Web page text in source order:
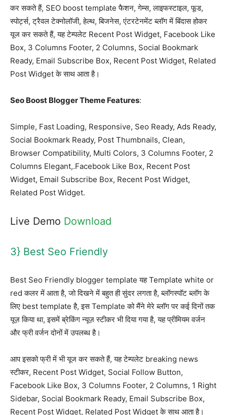
कर सकते हैं, SEO boost template फैशन, गेम्स, लाइफस्टाइल, फूड,
स्पोर्ट्स, ट्रैवल टेक्नोलॉजी, हेल्थ, बिजनेस, एंटरटेनमेंट ब्लॉग में बिंदास होकर
यूज कर सकते हैं, यह टेम्पलेट Recent Post Widget, Facebook Like
Box, 3 Columns Footer, 2 Columns, Social Bookmark
Ready, Email Subscribe Box, Recent Post Widget, Related
Post Widget के साथ आता है।
Seo Boost Blogger Theme Features:
Simple, Fast Loading, Responsive, Seo Ready, Ads Ready,
Social Bookmark Ready, Post Thumbnails, Clean,
Browser Compatibility, Multi Colors, 3 Columns Footer, 2
Columns Elegant,.Facebook Like Box, Recent Post
Widget, Email Subscribe Box, Recent Post Widget,
Related Post Widget.
Live Demo Download
3} Best Seo Friendly
Best Seo Friendly blogger template यह Template white or
red कलर में आता है, जो दिखने में बहुत ही सुंदर लगता है, ब्लॉगस्पॉट ब्लॉग के
लिए best template है, इस Template को मैंने मेरे ब्लॉग पर कई दिनों तक
यूज़ किया था, इसमें ब्रेकिंग न्यूज़ स्टीकर भी दिया गया है, यह प्रीमियम वर्जन
और फ्री वर्जन दोनों में उपलब्ध है।
आप इसको फ्री में भी यूज कर सकते हैं, यह टेम्पलेट breaking news
स्टीकर, Recent Post Widget, Social Follow Button,
Facebook Like Box, 3 Columns Footer, 2 Columns, 1 Right
Sidebar, Social Bookmark Ready, Email Subscribe Box,
Recent Post Widget, Related Post Widget के साथ आता है।